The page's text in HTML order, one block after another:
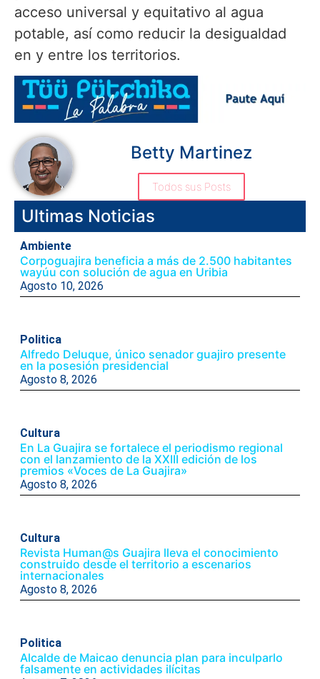
acceso universal y equitativo al agua
potable, así como reducir la desigualdad
en y entre los territorios.
Betty Martinez
Todos sus Posts
Ultimas Noticias
Ambiente
Corpoguajira beneficia a más de 2.500 habitantes
wayúu con solución de agua en Uribia
Agosto 10, 2026
Politica
Alfredo Deluque, único senador guajiro presente
en la posesión presidencial
Agosto 8, 2026
Cultura
En La Guajira se fortalece el periodismo regional
con el lanzamiento de la XXIII edición de los
premios «Voces de La Guajira»
Agosto 8, 2026
Cultura
Revista Human@s Guajira lleva el conocimiento
construido desde el territorio a escenarios
internacionales
Agosto 8, 2026
Politica
Alcalde de Maicao denuncia plan para inculparlo
falsamente en actividades ilícitas